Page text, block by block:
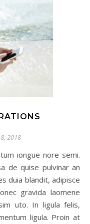
2018
de quise pulvinar an
duia blandit, adipisce
gravida laomene
uto. In ligula felis,
ligula. Proin at